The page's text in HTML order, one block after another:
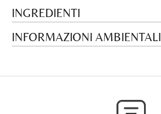
INGREDIENTI
INFORMAZIONI AMBIENTALI